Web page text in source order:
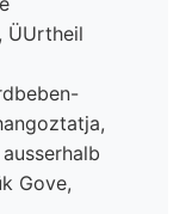
ÜUrtheil
Gove,